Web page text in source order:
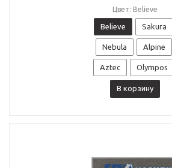
Цвет: Believe
Believe Sakura
Nebula Alpine
Aztec Olympos
В корзину